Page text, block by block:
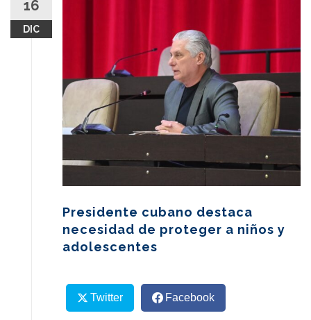
content
16
DIC
Presidente cubano destaca
necesidad de proteger a niños y
adolescentes
Twitter Facebook